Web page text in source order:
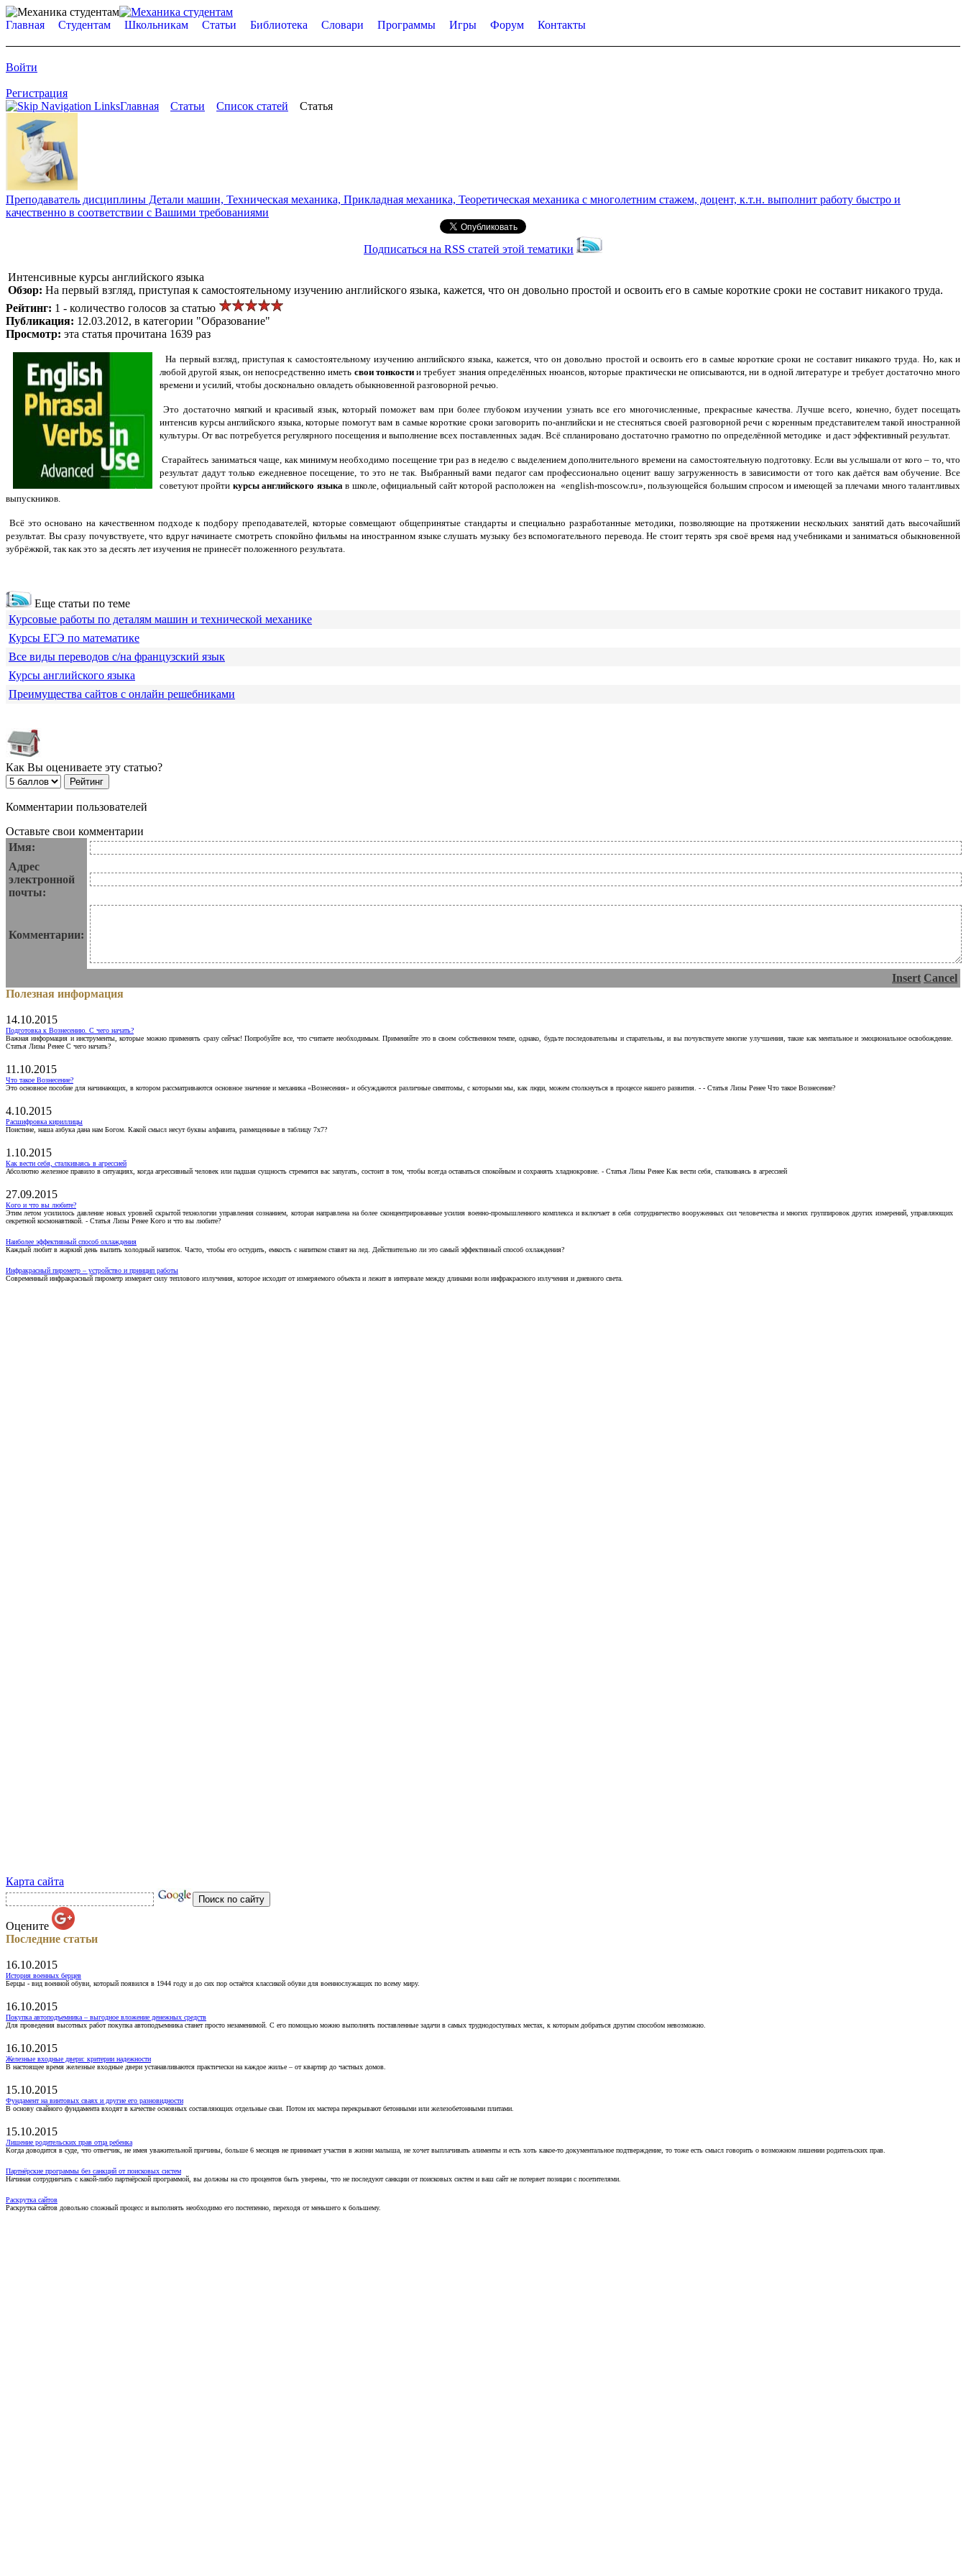
Главная Студентам Школьникам Статьи Библиотека Словари Программы Игры Форум Контакты
Войти
Регистрация
Главная
Статьи Список статей Статья
Преподаватель дисциплины Детали машин, Техническая механика, Прикладная механика, Теоретическая механика с многолетним стажем, доцент, к.т.н. выполнит работу быстро и
качественно в соответствии с Вашими требованиями
Подписаться на RSS статей этой тематики
Интенсивные курсы английского языка
Обзор: На первый взгляд, приступая к самостоятельному изучению английского языка, кажется, что он довольно простой и освоить его в самые короткие сроки не составит никакого труда.
Рейтинг: 1 - количество голосов за статью
Публикация: 12.03.2012, в категории "Образование"
Просмотр: эта статья прочитана 1639 раз
На первый взгляд, приступая к самостоятельному изучению английского языка, кажется, что он довольно простой и освоить его в самые короткие сроки не составит никакого труда. Но, как и
любой другой язык, он непосредственно иметь свои тонкостии требует знания определённых нюансов, которые практически не описываются, ни в одной литературе и требует достаточно много
времени и усилий, чтобы досконально овладеть обыкновенной разговорной речью.
Это достаточно мягкий и красивый язык, который поможет вам при более глубоком изучении узнать все его многочисленные, прекрасные качества. Лучше всего, конечно, будет посещать
интенсив курсы английского языка, которые помогут вам в самые короткие сроки заговорить по-английски и не стесняться своей разговорной речи с коренным представителем такой иностранной
культуры. От вас потребуется регулярного посещения и выполнение всех поставленных задач. Всё спланировано достаточно грамотно по определённой методике и даст эффективный результат.
Старайтесь заниматься чаще, как минимум необходимо посещение три раз в неделю с выделением дополнительного времени на самостоятельную подготовку. Если вы услышали от кого – то, что
результат дадут только ежедневное посещение, то это не так. Выбранный вами педагог сам профессионально оценит вашу загруженность в зависимости от того как даётся вам обучение. Все
советуют пройти курсы английского языка в школе, официальный сайт которой расположен на «english-moscow.ru», пользующейся большим спросом и имеющей за плечами много талантливых
выпускников.
Всё это основано на качественном подходе к подбору преподавателей, которые совмещают общепринятые стандарты и специально разработанные методики, позволяющие на протяжении нескольких занятий дать высочайший
результат. Вы сразу почувствуете, что вдруг начинаете смотреть спокойно фильмы на иностранном языке слушать музыку без вспомогательного перевода. Не стоит терять зря своё время над учебниками и заниматься обыкновенной
зубрёжкой, так как это за десять лет изучения не принесёт положенного результата.
Еще статьи по теме
Курсовые работы по деталям машин и технической механике
Курсы ЕГЭ по математике
Все виды переводов с/на французский язык
Курсы английского языка
Преимущества сайтов с онлайн решебниками
Как Вы оцениваете эту статью?
Комментарии пользователей
Оставьте свои комментарии
Имя:
Адрес
электронной
почты:
Комментарии:
Insert Cancel
Полезная информация
14.10.2015
Подготовка к Вознесению. С чего начать?
Важная информация и инструменты, которые можно применять сразу сейчас! Попробуйте все, что считаете необходимым. Применяйте это в своем собственном темпе, однако, будьте последовательны и старательны, и вы почувствуете многие улучшения, такие как ментальное и эмоциональное освобождение.
Статья Лизы Ренее С чего начать?
11.10.2015
Что такое Вознесение?
Это основное пособие для начинающих, в котором рассматриваются основное значение и механика «Вознесения» и обсуждаются различные симптомы, с которыми мы, как люди, можем столкнуться в процессе нашего развития. - - Статья Лизы Ренее Что такое Вознесение?
4.10.2015
Расшифровка кириллицы
Поистине, наша азбука дана нам Богом. Какой смысл несут буквы алфавита, размещенные в таблицу 7х7?
1.10.2015
Как вести себя, сталкиваясь в агрессией
Абсолютно железное правило в ситуациях, когда агрессивный человек или падшая сущность стремится вас запугать, состоит в том, чтобы всегда оставаться спокойным и сохранять хладнокровие. - Статья Лизы Ренее Как вести себя, сталкиваясь в агрессией
27.09.2015
Кого и что вы любите?
Этим летом усилилось давление новых уровней скрытой технологии управления сознанием, которая направлена на более сконцентрированные усилия военно-промышленного комплекса и включает в себя сотрудничество вооруженных сил человечества и многих группировок других измерений, управляющих
секретной космонавтикой. - Статья Лизы Ренее Кого и что вы любите?
Наиболее эффективный способ охлаждения
Каждый любит в жаркий день выпить холодный напиток. Часто, чтобы его остудить, емкость с напитком ставят на лед. Действительно ли это самый эффективный способ охлаждения?
Инфракрасный пирометр – устройство и принцип работы
Современный инфракрасный пирометр измеряет силу теплового излучения, которое исходит от измеряемого объекта и лежит в интервале между длинами волн инфракрасного излучения и дневного света.
Карта сайта
Оцените
Последние статьи
16.10.2015
История военных берцев
Берцы - вид военной обуви, который появился в 1944 году и до сих пор остаётся классикой обуви для военнослужащих по всему миру.
16.10.2015
Покупка автоподъемника – выгодное вложение денежных средств
Для проведения высотных работ покупка автоподъемника станет просто незаменимой. С его помощью можно выполнять поставленные задачи в самых труднодоступных местах, к которым добраться другим способом невозможно.
16.10.2015
Железные входные двери: критерии надежности
В настоящее время железные входные двери устанавливаются практически на каждое жилье – от квартир до частных домов.
15.10.2015
Фундамент на винтовых сваях и другие его разновидности
В основу свайного фундамента входят в качестве основных составляющих отдельные сваи. Потом их мастера перекрывают бетонными или железобетонными плитами.
15.10.2015
Лишение родительских прав отца ребенка
Когда доводится в суде, что ответчик, не имея уважительной причины, больше 6 месяцев не принимает участия в жизни малыша, не хочет выплачивать алименты и есть хоть какое-то документальное подтверждение, то тоже есть смысл говорить о возможном лишении родительских прав.
Партнёрские программы без санкций от поисковых систем
Начиная сотрудничать с какой-либо партнёрской программой, вы должны на сто процентов быть уверены, что не последуют санкции от поисковых систем и ваш сайт не потеряет позиции с посетителями.
Раскрутка сайтов
Раскрутка сайтов довольно сложный процесс и выполнять необходимо его постепенно, переходя от меньшего к большему.